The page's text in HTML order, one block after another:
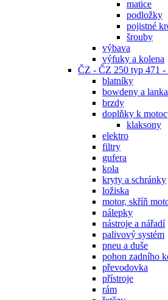
matice
podložky
pojistné
šrouby
výbava
výfuky a kolena
ČZ - ČZ 250 typ 471 -
blatníky
bowdeny a lanka
brzdy
doplňky k
klaksony
elektro
filtry
gufera
kola
kryty a schránky
ložiska
motor, skříň
nálepky
nástroje a nářadí
palivový systém
pneu a duše
pohon zadního
převodovka
přístroje
rám